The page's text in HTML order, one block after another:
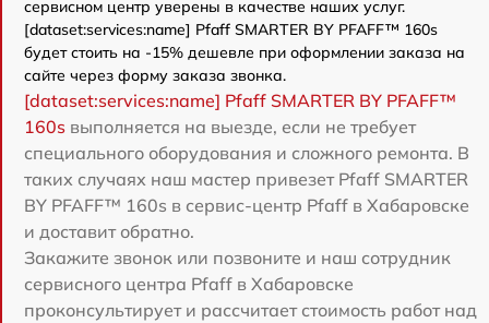
сервисном центр уверены в качестве наших услуг.
[dataset:services:name] Pfaff SMARTER BY PFAFF™ 160s
будет стоить на -15% дешевле при оформлении заказа на
сайте через форму заказа звонка.
[dataset:services:name] Pfaff SMARTER BY PFAFF™
160s выполняется на выезде, если не требует
специального оборудования и сложного ремонта. В
таких случаях наш мастер привезет Pfaff SMARTER
BY PFAFF™ 160s в сервис-центр Pfaff в Хабаровске
и доставит обратно.
Закажите звонок или позвоните и наш сотрудник
сервисного центра Pfaff в Хабаровске
проконсультирует и рассчитает стоимость работ над